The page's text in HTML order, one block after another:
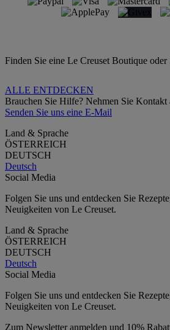
Finden Sie eine Le Creuset Boutique
ALLE ENTDECKEN
Brauchen Sie Hilfe? Nehmen Sie Kontakt
Senden Sie uns eine E-Mail
Land & Sprache
ÖSTERREICH
DEUTSCH
Deutsch
Social Media
Folgen Sie uns und entdecken Sie
Neuigkeiten von Le Creuset.
Land & Sprache
ÖSTERREICH
DEUTSCH
Deutsch
Social Media
Folgen Sie uns und entdecken Sie
Neuigkeiten von Le Creuset.
Zum Newsletter anmelden und 10%